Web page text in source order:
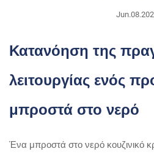
Κατανόηση της
λειτουργίας ενός
μπροστά στο νερό
Ένα μπροστά στο νερό κουζινικό